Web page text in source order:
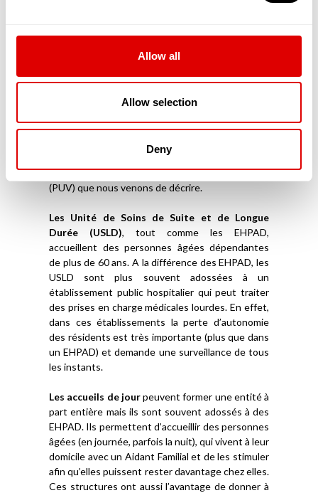
Allow all
Allow selection
Deny
résidents.
Depuis la loi du 2 juillet 2002, les résidences qui
résidents et dont le degré de dépendance de ses
résidents est évalué par la grille AGGIR à plus de
(Établissement d’Hébergement pour Personnes
Âgées Dépendantes). Ainsi, lorsque l’on parle de
MARPAD et de MAPAD aujourd’hui, en réalité ce
sont des EHPAD ou alors les petites unités de vie
(PUV) que nous venons de décrire.
Les Unité de Soins de Suite et de Longue
Durée (USLD), tout comme les EHPAD,
accueillent des personnes âgées dépendantes
de plus de 60 ans. A la différence des EHPAD, les
USLD sont plus souvent adossées à un
établissement public hospitalier qui peut traiter
des prises en charge médicales lourdes. En effet,
dans ces établissements la perte d’autonomie
des résidents est très importante (plus que dans
un EHPAD) et demande une surveillance de tous
les instants.
Les accueils de jourpeuvent former une entité à
part entière mais ils sont souvent adossés à des
EHPAD. Ils permettent d’accueillir des personnes
âgées (en journée, parfois la nuit), qui vivent à leur
domicile avec un Aidant Familial et de les stimuler
afin qu’elles puissent rester davantage chez elles.
Ces structures ont aussi l’avantage de donner à